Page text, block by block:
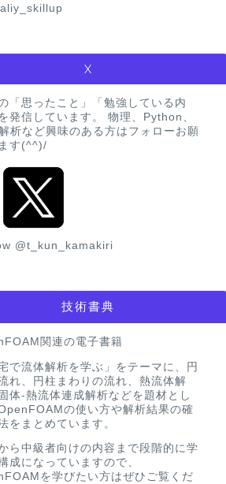
X
「思ったこと」「勉強している内
発信しています。 物理、Python、
析など興味のある方はフォローお願
す(^^)/
@t_kun_kamakiri
技術書典
関連の電子書籍
宅で流体解析を学ぶ」をテーマに、円
れ、円柱まわりの流れ、熱流体解
体-熱流体連成解析などを題材とし
の使い方や解析結果の確
をまとめています。
ら中級者向けの内容まで段階的に学
成になっていますので、
を学びたい方はぜひご覧くだ